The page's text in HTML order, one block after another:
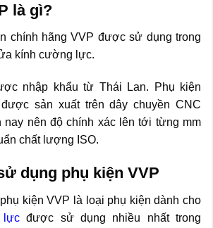
là gì?
chính hãng VVP được sử dụng trong
kính cường lực.
nhập khẩu từ Thái Lan. Phụ kiện
sản xuất trên dây chuyền CNC
nay nên độ chính xác lên tới từng mm
chất lượng ISO.
dụng phụ kiện VVP
kiện VVP là loại phụ kiện dành cho
lực được sử dụng nhiều nhất trong